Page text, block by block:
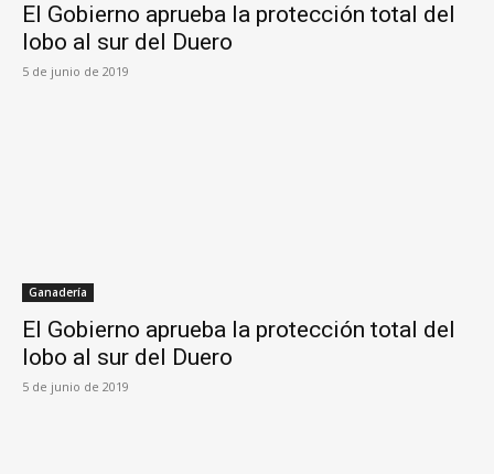
El Gobierno aprueba la protección total del
lobo al sur del Duero
5 de junio de 2019
Ganadería
El Gobierno aprueba la protección total del
lobo al sur del Duero
5 de junio de 2019